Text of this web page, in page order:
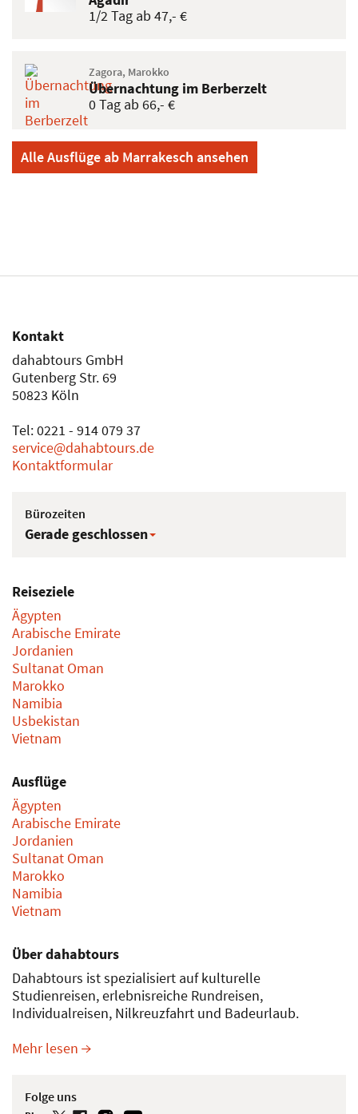
1/2 Tag ab 47,- €
Zagora, Marokko
Übernachtung im Berberzelt
0 Tag ab 66,- €
Alle Ausflüge ab Marrakesch ansehen
Kontakt
dahabtours GmbH
Gutenberg Str. 69
50823 Köln
Tel: 0221 - 914 079 37
service@dahabtours.de
Kontaktformular
Bürozeiten
Gerade geschlossen
Reiseziele
Ägypten
Arabische Emirate
Jordanien
Sultanat Oman
Marokko
Namibia
Usbekistan
Vietnam
Ausflüge
Ägypten
Arabische Emirate
Jordanien
Sultanat Oman
Marokko
Namibia
Vietnam
Über dahabtours
Dahabtours ist spezialisiert auf kulturelle
Studienreisen, erlebnisreiche Rundreisen,
Individualreisen, Nilkreuzfahrt und Badeurlaub.
Mehr lesen
Folge uns